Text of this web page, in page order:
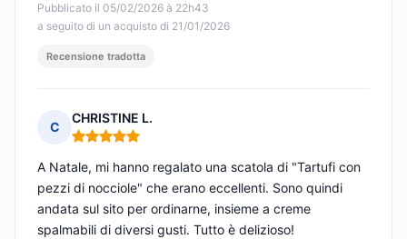
Pubblicato il 05/02/2026 à 22h43
a seguito di un acquisto di 21/01/2026
Recensione tradotta
C
CHRISTINE L.
Nota: 5 su 5
A Natale, mi hanno regalato una scatola di "Tartufi con
pezzi di nocciole" che erano eccellenti. Sono quindi
andata sul sito per ordinarne, insieme a creme
spalmabili di diversi gusti. Tutto è delizioso!